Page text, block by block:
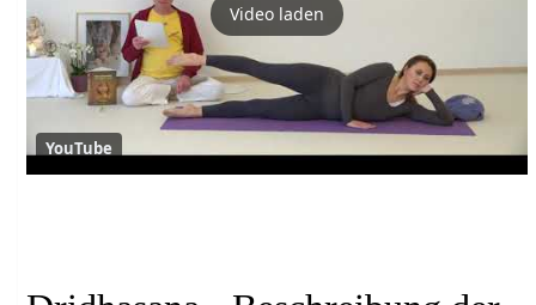
Video laden
YouTube